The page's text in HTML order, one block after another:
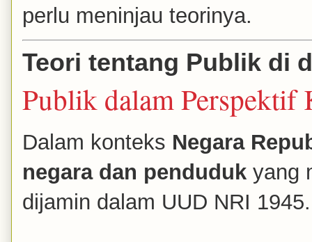
perlu meninjau teorinya.
Teori tentang Publik di
Publik dalam Perspektif
Dalam konteks Negara
negara dan penduduk yang
dijamin dalam UUD NRI 1945.